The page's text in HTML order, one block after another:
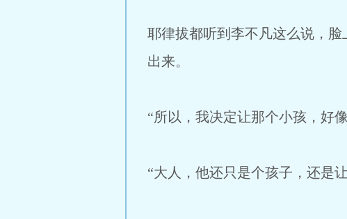
耶律拔都听到李不凡这么说，
出来。
“所以，我决定让那个小孩，好
“大人，他还只是个孩子，还是